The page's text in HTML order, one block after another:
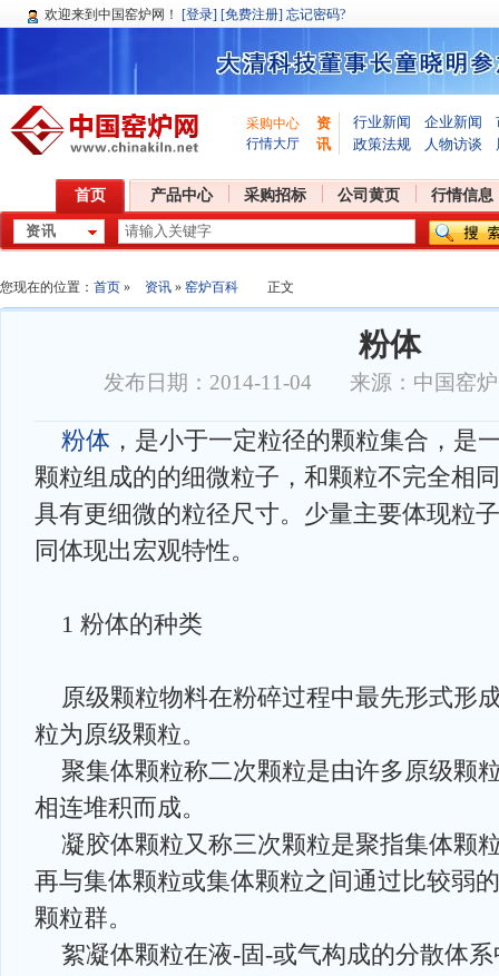
欢迎来到中国窑炉网！ [登录] [免费注册] 忘记密码?
采购中心
行情大厅
资
讯
行业新闻 企业新闻
政策法规
人物访谈
首页 产品中心 采购招标 公司黄页 行情信息
您现在的位置： 首页 » 资讯 » 窑炉百科 正文
粉体
发布日期：2014-11-04 来源：中国窑
粉体 ，是小于一定粒径的颗粒集合，是
颗粒组成的的细微粒子，和颗粒不完全相
具有更细微的粒径尺寸。少量主要体现粒
同体现出宏观特性。
1 粉体的种类
原级颗粒物料在粉碎过程中最先形式形
粒为原级颗粒。
聚集体颗粒称二次颗粒是由许多原级颗
相连堆积而成。
凝胶体颗粒又称三次颗粒是聚指集体颗
再与集体颗粒或集体颗粒之间通过比较弱
颗粒群。
絮凝体颗粒在液-固-或气构成的分散体